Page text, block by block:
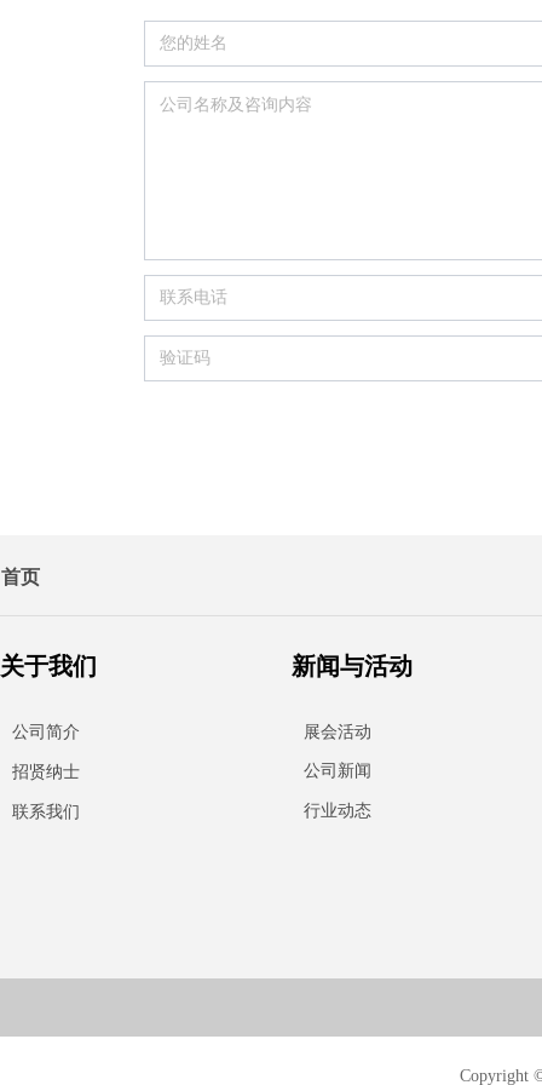
关于我们 新闻与活动
公司简介
招贤纳士
联系我们
展会活动
公司新闻
行业动态
首页
Copyright